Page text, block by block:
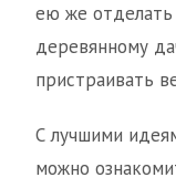
ею же отделать
деревянному
пристраивать
С лучшими
можно